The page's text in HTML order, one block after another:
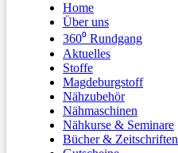
Home
Über uns
360⁰ Rundgang
Aktuelles
Stoffe
Magdeburgstoff
Nähzubehör
Nähmaschinen
Nähkurse & Seminare
Bücher & Zeitschriften